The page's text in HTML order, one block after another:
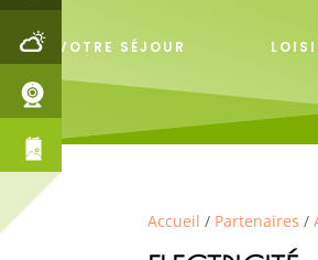
VOTRE SÉJOUR
Accueil / Partenaires /